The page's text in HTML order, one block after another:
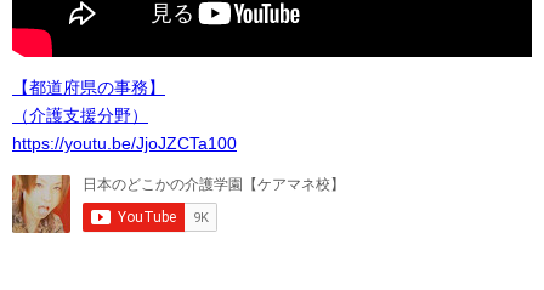
【都道府県の事務】
（介護支援分野）
https://youtu.be/JjoJZCTa100